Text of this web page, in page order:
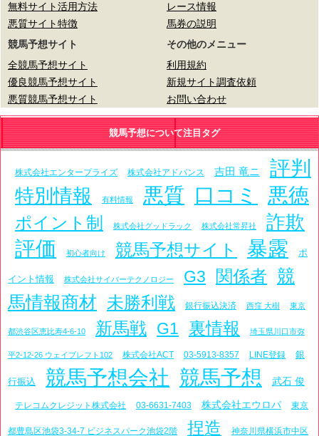
無料サイト活用方法
悪質サイト特徴
レース情報
馬券の説明
競馬予想サイト
全競馬予想サイト
優良競馬予想サイト
悪質競馬予想サイト
その他のメニュー
利用規約
新規サイト調査依頼
お問い合わせ
競馬予想について注目タグ
株式会社エンタープライズ 株式会社アドバンス 吉田 竜ニ 評判
特別情報 有料情報 悪質 口コミ 悪徳
ポイント制 株式会社グッドラック 株式会社常昇社 詐欺
評価 初心者向け 競馬予想サイト 暴露 ポ
イント情報 株式会社サイバーテクノロジー G3 関係者 競
馬情報商材 未勝利戦 銀行振込決済 西窪 大樹 東京
都渋谷区恵比寿4-6-10 新馬戦 G1 裏情報 埼玉県川口市弥
平2-12-26 ウェイブレフト102 株式会社ACT 03-5913-8357 LINE登録 銀
行振込 競馬予想会社 競馬予想 武石 俊
テレコムクレジット株式会社 03-6631-7403 株式会社エウロパ 東京
都豊島区池袋3-34-7 ビジネスパーク池袋2階 捏造 神奈川県横浜市中区